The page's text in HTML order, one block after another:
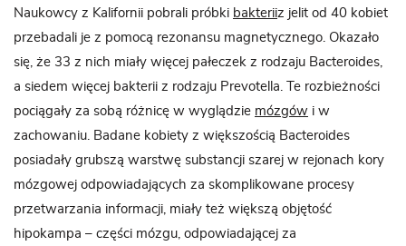
Naukowcy z Kalifornii pobrali próbki bakteriiz jelit od 40 kobiet
przebadali je z pomocą rezonansu magnetycznego. Okazało
się, że 33 z nich miały więcej pałeczek z rodzaju Bacteroides,
a siedem więcej bakterii z rodzaju Prevotella. Te rozbieżności
pociągały za sobą różnicę w wyglądzie mózgów i w
zachowaniu. Badane kobiety z większością Bacteroides
posiadały grubszą warstwę substancji szarej w rejonach kory
mózgowej odpowiadających za skomplikowane procesy
przetwarzania informacji, miały też większą objętość
hipokampa – części mózgu, odpowiadającej za